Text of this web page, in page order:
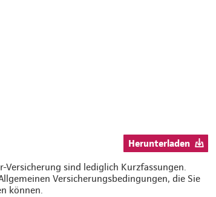
Herunterladen
Versicherung sind lediglich Kurzfassungen.
Versicherungsbedingungen, die Sie
können.